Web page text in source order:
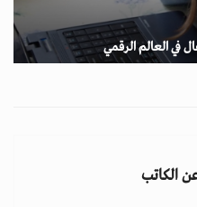
في العالم الرقمي
الكاتب